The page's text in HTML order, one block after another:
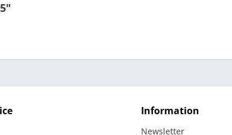
Information
Newsletter